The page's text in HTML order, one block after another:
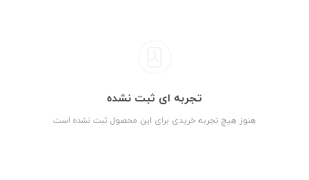
تجربه ای ثبت نشده
هنوز هیچ تجربه خریدی برای این محصول ثبت نشده است